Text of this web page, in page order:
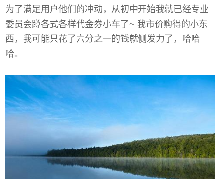
为了满足用户他们的冲动，从初中开始我就已经专业
委员会蹲各式各样代金券小车了~ 我市价购得的小东
西，我可能只花了六分之一的钱就侧发力了，哈哈
哈。